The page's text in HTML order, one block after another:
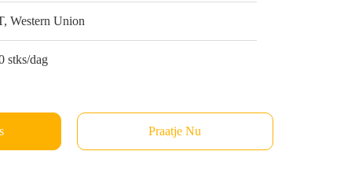
Western Union
stks/dag
Praatje Nu